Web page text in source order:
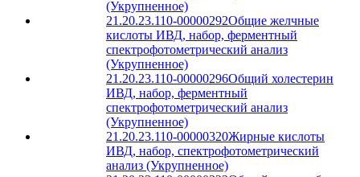
(Укрупненное)
21.20.23.110-00000292Общие желчные
кислоты ИВД, набор, ферментный
спектрофотометрический анализ
(Укрупненное)
21.20.23.110-00000296Общий холестерин
ИВД, набор, ферментный
спектрофотометрический анализ
(Укрупненное)
21.20.23.110-00000320Жирные кислоты
ИВД, набор, спектрофотометрический
анализ (Укрупненное)